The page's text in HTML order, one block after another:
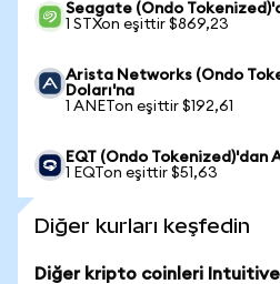
Seagate (Ondo
1 STXon eşittir $869,23
Arista Networks (Ondo
Doları'na
1 ANETon eşittir $192,61
EQT (Ondo Tokenized)'dan
1 EQTon eşittir $51,63
Diğer kurları keşfedin
Diğer kripto coinleri Intuitive